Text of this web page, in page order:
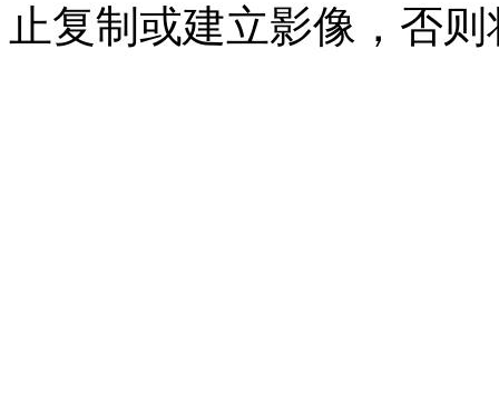
止复制或建立影像，否